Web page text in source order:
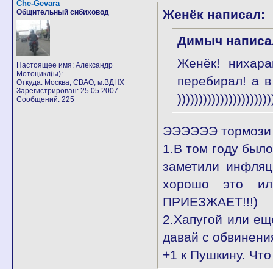
Che-Gevara
Общительный сибиховод
Настоящее имя: Александр
Мотоцикл(ы):
Откуда: Москва, СВАО, м.ВДНХ
Зарегистрирован: 25.05.2007
Сообщений: 225
Женёк написал:
Димыч
Женёк!
перебирал! а
ЭЭЭЭЭЭ тормози
1.В том году
заметили
хорошо это
ПРИЕЗЖАЕТ!!!)
2.Хапугой или
давай с
+1 к Пушкину.